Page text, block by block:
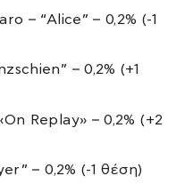
– “Alice” – 0,2% (-1
– 0,2% (+1
Replay» – 0,2% (+2
– 0,2% (-1 θέση)